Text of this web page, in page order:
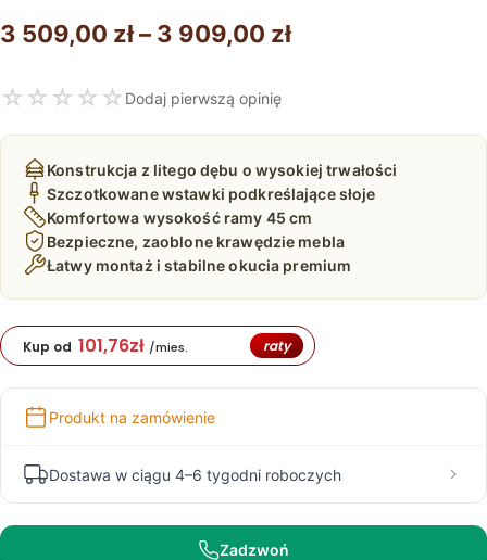
3 509,00 zł– 3 909,00 złZakres
509,00 zł
do
3
909,00 zł
☆ ☆ ☆ ☆ ☆ Dodaj pierwszą opinię
Konstrukcja z litego dębu o wysokiej trwałości
Szczotkowane wstawki podkreślające słoje
Komfortowa wysokość ramy 45 cm
Bezpieczne, zaoblone krawędzie mebla
Łatwy montaż i stabilne okucia premium
Kup od 101,76zł /mies. raty
Produkt na zamówienie
Dostawa w ciągu 4–6 tygodni roboczych
Zadzwoń